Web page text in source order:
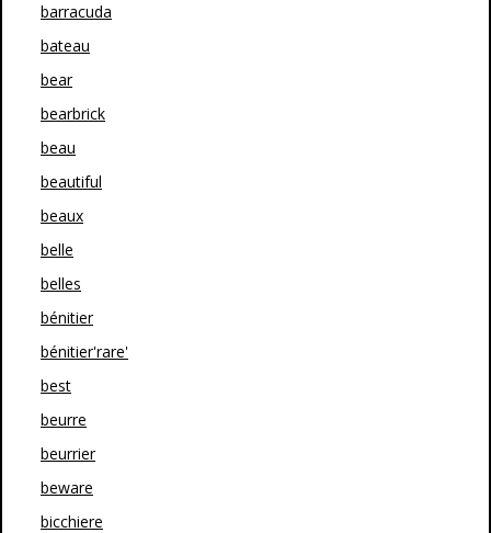
barracuda
bateau
bear
bearbrick
beau
beautiful
beaux
belle
belles
bénitier
bénitier'rare'
best
beurre
beurrier
beware
bicchiere